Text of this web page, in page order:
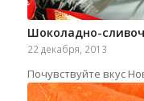
Шоколадно-
22 декабря, 2013
Почувствуйте вкус